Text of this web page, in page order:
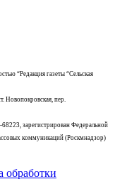
“Редакция газеты “Сельская
Новопокровская, пер.
зарегистрирован Федеральной
коммуникаций (Роскмнадзор)
обработки